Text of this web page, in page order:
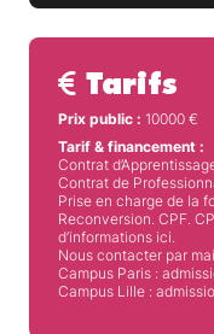
Tarifs
Prix public : 10000 €
Tarif & financement :
Contrat
Contrat de
Prise en charge de la
Reconversion. CPF.
d’informations ici.
Nous contacter par
Campus Paris :
Campus Lille :